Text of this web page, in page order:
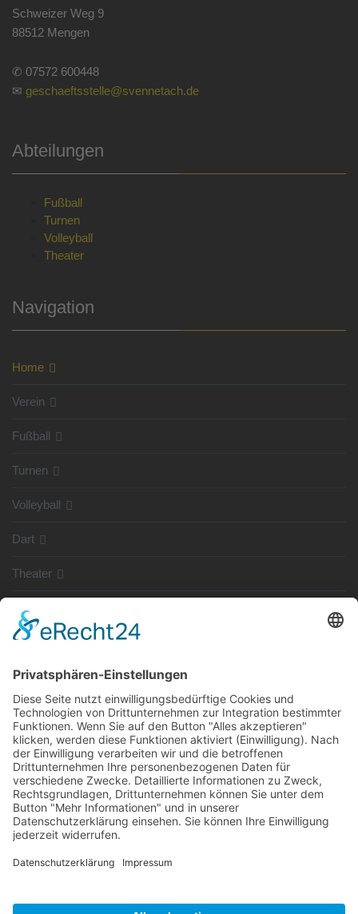
Schweizer Weg 9
88512 Mengen
✆ 07572 600448
✉ geschaeftsstelle@svennetach.de
Abteilungen
Fußball
Turnen
Volleyball
Theater
Navigation
Home
Verein
Fußball
Turnen
Volleyball
Dart
Theater
SG Shop
Sponsoren
Kontakt
Social Media
Rechtliches